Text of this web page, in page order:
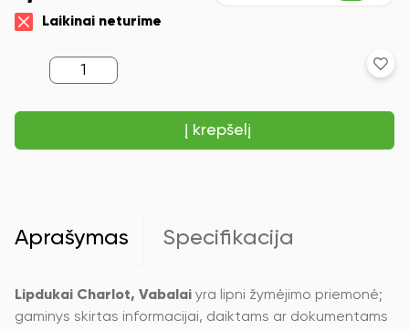
Laikinai neturime
produkto
kiekis:
Charlot,
Į krepšelį
Aprašymas Specifikacija
Lipdukai Charlot, Vabalai yra lipni žymėjimo priemonė;
gaminys skirtas informacijai, daiktams ar dokumentams